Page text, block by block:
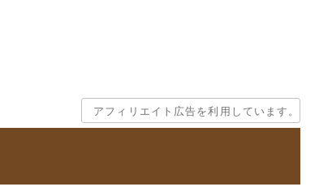
アフィリエイト広告を利用しています。